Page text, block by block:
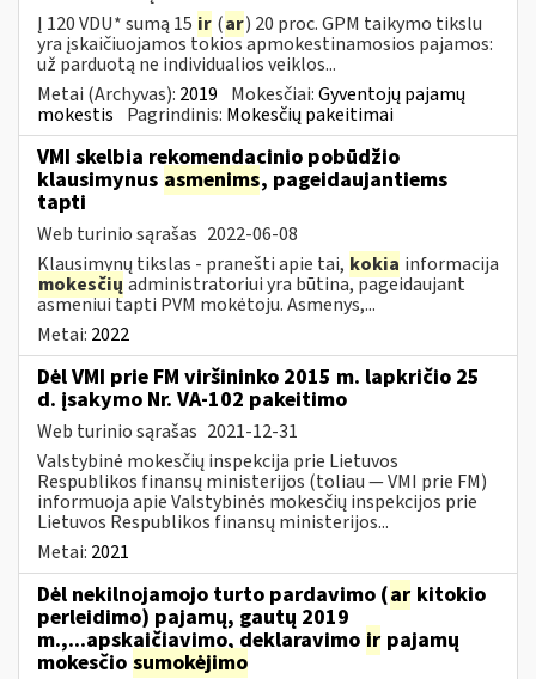
Į 120 VDU* sumą 15 ir (ar) 20 proc. GPM taikymo tikslu
yra įskaičiuojamos tokios apmokestinamosios pajamos:
už parduotą ne individualios veiklos...
Metai (Archyvas): 2019 Mokesčiai:Gyventojų pajamų
mokestis Pagrindinis: Mokesčių pakeitimai
VMI skelbia rekomendacinio pobūdžio
klausimynus asmenims, pageidaujantiems
tapti
Web turinio sąrašas 2022-06-08
Klausimynų tikslas - pranešti apie tai, kokia informacija
mokesčių administratoriui yra būtina, pageidaujant
asmeniui tapti PVM mokėtoju. Asmenys,...
Metai: 2022
Dėl VMI prie FM viršininko 2015 m. lapkričio 25
d. įsakymo Nr. VA-102 pakeitimo
Web turinio sąrašas 2021-12-31
Valstybinė mokesčių inspekcija prie Lietuvos
Respublikos finansų ministerijos (toliau ― VMI prie FM)
informuoja apie Valstybinės mokesčių inspekcijos prie
Lietuvos Respublikos finansų ministerijos...
Metai: 2021
Dėl nekilnojamojo turto pardavimo (ar kitokio
perleidimo) pajamų, gautų 2019
m.,...apskaičiavimo, deklaravimo ir pajamų
mokesčio sumokėjimo